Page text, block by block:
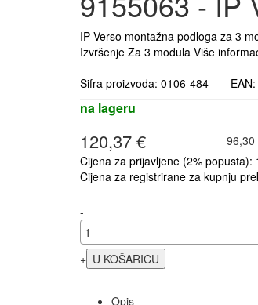
IP Verso montažna podloga za 3
Izvršenje Za 3 modula Više
Šifra proizvoda: 0106-484
na lageru
120,37 €
96,30
Cijena za prijavljene (2% popusta):
Cijena za registrirane za kupnju
-
+
Opis